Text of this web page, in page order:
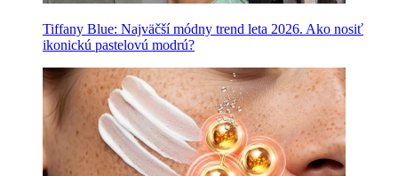
Tiffany Blue: Najväčší módny trend leta 2026. Ako nosiť
ikonickú pastelovú modrú?